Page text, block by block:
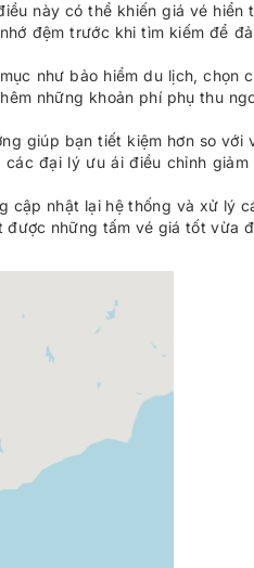
này có thể khiến giá vé hiển
đệm trước khi tìm kiếm để
như bảo hiểm du lịch, chọn
những khoản phí phụ thu
giúp bạn tiết kiệm hơn so với
đại lý ưu ái điều chỉnh giảm
cập nhật lại hệ thống và xử lý
những tấm vé giá tốt vừa